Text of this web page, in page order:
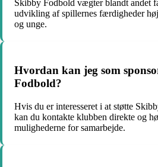
Skibby Fodbold vægter blandt andet
udvikling af spillernes færdigheder
og unge.
Hvordan kan jeg som
Fodbold?
Hvis du er interesseret i at støtte
kan du kontakte klubben direkte og
mulighederne for samarbejde.